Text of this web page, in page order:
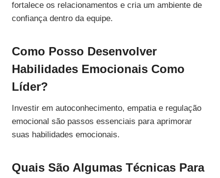
fortalece os relacionamentos e cria um ambiente de
confiança dentro da equipe.
Como Posso Desenvolver
Habilidades Emocionais Como
Líder?
Investir em autoconhecimento, empatia e regulação
emocional são passos essenciais para aprimorar
suas habilidades emocionais.
Quais São Algumas Técnicas Para